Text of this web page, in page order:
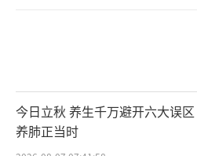
内外高水平学科竞赛（如
大学生人工智能大赛）
力的快速通道。寻找高
今日立秋 养生千万避开六大误
养肺正当时